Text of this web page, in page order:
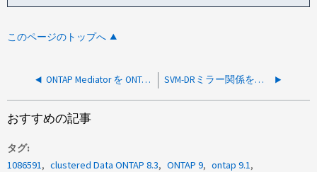
このページのトップへ
ONTAP Mediator を ONTAP クラスターに追加すると証明書エラーで失敗しました SVM-DRミラー関係を解除すると再同期が機能しない
おすすめの記事
タグ
1086591
clustered Data ONTAP 8.3 ONTAP 9
ontap 9.1